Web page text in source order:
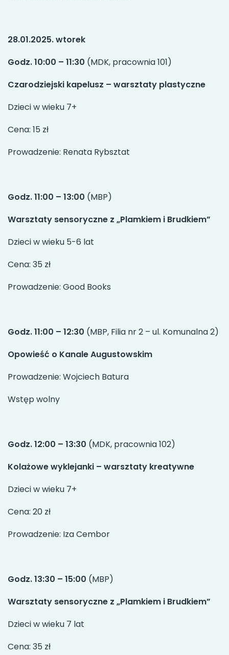
28.01.2025. wtorek
Godz. 10:00 – 11:30 (MDK, pracownia 101)
Czarodziejski kapelusz – warsztaty plastyczne
Dzieci w wieku 7+
Cena: 15 zł
Prowadzenie: Renata Rybsztat
Godz. 11:00 – 13:00 (MBP)
Warsztaty sensoryczne z „Plamkiem i Brudkiem”
Dzieci w wieku 5-6 lat
Cena: 35 zł
Prowadzenie: Good Books
Godz. 11:00 – 12:30 (MBP, Filia nr 2 – ul. Komunalna 2)
Opowieść o Kanale Augustowskim
Prowadzenie: Wojciech Batura
Wstęp wolny
Godz. 12:00 – 13:30 (MDK, pracownia 102)
Kolażowe wyklejanki – warsztaty kreatywne
Dzieci w wieku 7+
Cena: 20 zł
Prowadzenie: Iza Cembor
Godz. 13:30 – 15:00 (MBP)
Warsztaty sensoryczne z „Plamkiem i Brudkiem”
Dzieci w wieku 7 lat
Cena: 35 zł